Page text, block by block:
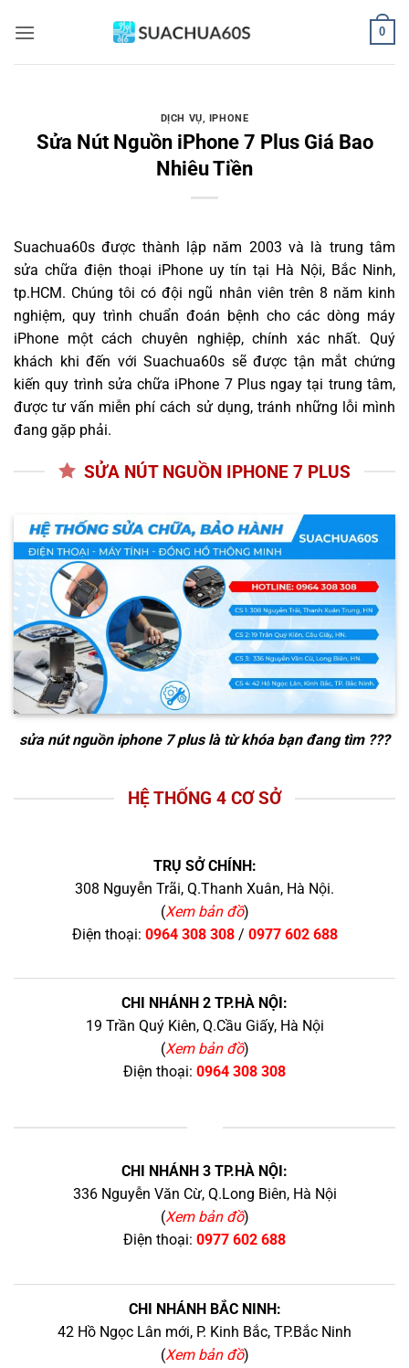
qua
0
DỊCH VỤ, IPHONE
Sửa Nút Nguồn iPhone 7 Plus Giá Bao
Nhiêu Tiền
Suachua60s được thành lập năm 2003 và là trung tâm
sửa chữa điện thoại iPhone uy tín tại Hà Nội, Bắc Ninh,
tp.HCM. Chúng tôi có đội ngũ nhân viên trên 8 năm kinh
nghiệm, quy trình chuẩn đoán bệnh cho các dòng máy
iPhone một cách chuyên nghiệp, chính xác nhất. Quý
khách khi đến với Suachua60s sẽ được tận mắt chứng
kiến quy trình sửa chữa iPhone 7 Plus ngay tại trung tâm,
được tư vấn miễn phí cách sử dụng, tránh những lỗi mình
đang gặp phải.
SỬA NÚT NGUỒN IPHONE 7 PLUS
sửa nút nguồn iphone 7 pluslà từ khóa bạn đang tìm ???
HỆ THỐNG 4 CƠ SỞ
TRỤ SỞ CHÍNH:
308 Nguyễn Trãi, Q.Thanh Xuân, Hà Nội.
(Xem bản đồ)
Điện thoại: 0964 308 308/ 0977 602 688
CHI NHÁNH 2 TP.HÀ NỘI:
19 Trần Quý Kiên, Q.Cầu Giấy, Hà Nội
(Xem bản đồ)
Điện thoại: 0964 308 308
CHI NHÁNH 3 TP.HÀ NỘI:
336 Nguyễn Văn Cừ, Q.Long Biên, Hà Nội
(Xem bản đồ)
Điện thoại: 0977 602 688
CHI NHÁNH BẮC NINH:
42 Hồ Ngọc Lân mới, P. Kinh Bắc, TP.Bắc Ninh
(Xem bản đồ)